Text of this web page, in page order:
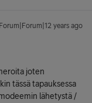
Forum|Forum|12 years ago
joten
tässä tapauksessa
lähetystä /